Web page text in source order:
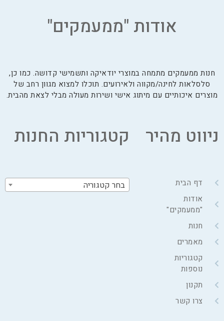
אודות "ממעמקים"
חנות ממעמקים מתמחה במוצרי יודאיקה ותשמישי קדושה. כמו כן,
סלסלאות לחינה/מקווה ולאירועים. תוכלו למצוא מגוון רחב של
מוצרים איכותיים עם מיתוג אישי ושירות מעולה מבלי לצאת מהבית.
ניווט מהיר
דף הבית
אודות
"ממעמקים"
חנות
מאמרים
קטגוריות
נוספות
תקנון
צרו קשר
קטגוריות החנות
בחר קטגוריה